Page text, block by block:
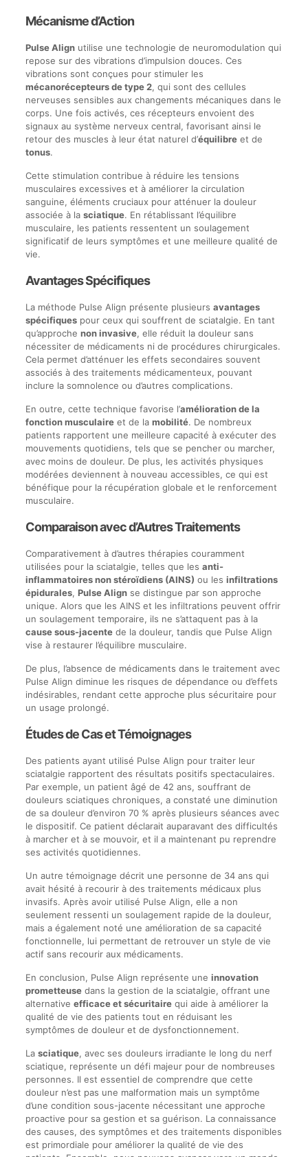
Mécanisme d’Action
Pulse Alignutilise une technologie de neuromodulation qui
repose sur des vibrations d’impulsion douces. Ces
vibrations sont conçues pour stimuler les
mécanorécepteurs de type 2, qui sont des cellules
nerveuses sensibles aux changements mécaniques dans le
corps. Une fois activés, ces récepteurs envoient des
signaux au système nerveux central, favorisant ainsi le
retour des muscles à leur état naturel d’équilibreet de
tonus.
Cette stimulation contribue à réduire les tensions
musculaires excessives et à améliorer la circulation
sanguine, éléments cruciaux pour atténuer la douleur
associée à la sciatique. En rétablissant l’équilibre
musculaire, les patients ressentent un soulagement
significatif de leurs symptômes et une meilleure qualité de
vie.
Avantages Spécifiques
La méthode Pulse Align présente plusieurs avantages
spécifiquespour ceux qui souffrent de sciatalgie. En tant
qu’approche non invasive, elle réduit la douleur sans
nécessiter de médicaments ni de procédures chirurgicales.
Cela permet d’atténuer les effets secondaires souvent
associés à des traitements médicamenteux, pouvant
inclure la somnolence ou d’autres complications.
En outre, cette technique favorise l’amélioration de la
fonction musculaireet de la mobilité. De nombreux
patients rapportent une meilleure capacité à exécuter des
mouvements quotidiens, tels que se pencher ou marcher,
avec moins de douleur. De plus, les activités physiques
modérées deviennent à nouveau accessibles, ce qui est
bénéfique pour la récupération globale et le renforcement
musculaire.
Comparaison avec d’Autres Traitements
Comparativement à d’autres thérapies couramment
utilisées pour la sciatalgie, telles que les anti-
inflammatoires non stéroïdiens (AINS) ou les infiltrations
épidurales, Pulse Alignse distingue par son approche
unique. Alors que les AINS et les infiltrations peuvent offrir
un soulagement temporaire, ils ne s’attaquent pas à la
cause sous-jacentede la douleur, tandis que Pulse Align
vise à restaurer l’équilibre musculaire.
De plus, l’absence de médicaments dans le traitement avec
Pulse Align diminue les risques de dépendance ou d’effets
indésirables, rendant cette approche plus sécuritaire pour
un usage prolongé.
Études de Cas et Témoignages
Des patients ayant utilisé Pulse Align pour traiter leur
sciatalgie rapportent des résultats positifs spectaculaires.
Par exemple, un patient âgé de 42 ans, souffrant de
douleurs sciatiques chroniques, a constaté une diminution
de sa douleur d’environ 70 % après plusieurs séances avec
le dispositif. Ce patient déclarait auparavant des difficultés
à marcher et à se mouvoir, et il a maintenant pu reprendre
ses activités quotidiennes.
Un autre témoignage décrit une personne de 34 ans qui
avait hésité à recourir à des traitements médicaux plus
invasifs. Après avoir utilisé Pulse Align, elle a non
seulement ressenti un soulagement rapide de la douleur,
mais a également noté une amélioration de sa capacité
fonctionnelle, lui permettant de retrouver un style de vie
actif sans recourir aux médicaments.
En conclusion, Pulse Align représente une innovation
prometteusedans la gestion de la sciatalgie, offrant une
alternative efficace et sécuritairequi aide à améliorer la
qualité de vie des patients tout en réduisant les
symptômes de douleur et de dysfonctionnement.
La sciatique, avec ses douleurs irradiante le long du nerf
sciatique, représente un défi majeur pour de nombreuses
personnes. Il est essentiel de comprendre que cette
douleur n’est pas une malformation mais un symptôme
d’une condition sous-jacente nécessitant une approche
proactive pour sa gestion et sa guérison. La connaissance
des causes, des symptômes et des traitements disponibles
est primordiale pour améliorer la qualité de vie des